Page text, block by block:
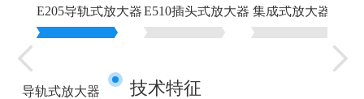
E205导轨式放大器E510插头式放大器 集成式放大器
导轨式放大器 技术特征